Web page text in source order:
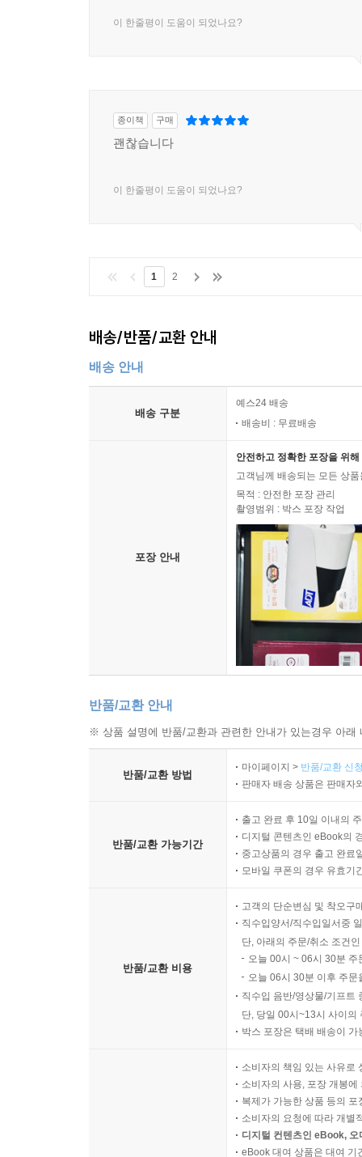
이 한줄평이 도움이 되었나요?
종이책 구매
괜찮습니다
이 한줄평이 도움이 되었나요?
1 2
배송/반품/교환 안내
배송 안내
배송 구분
예스24 배송
배송비 : 무료배송
포장 안내
안전하고 정확한 포장을 위
고객님께 배송되는 모든 상
목적 : 안전한 포장 관리
촬영범위 : 박스 포장 작업
반품/교환 안내
※ 상품 설명에 반품/교환과 관련한 안내가 있는경우 아
반품/교환 방법
마이페이지 > 반품/교환 신
판매자 배송 상품은 판매자
반품/교환 가능기간
출고 완료 후 10일 이내의
디지털 콘텐츠인 eBook의
중고상품의 경우 출고 완료
모바일 쿠폰의 경우 유효기
반품/교환 비용
고객의 단순변심 및 착오구
직수입양서/직수입일서중
단, 아래의 주문/취소 조건
오늘 00시 ~ 06시 30분
오늘 06시 30분 이후 주
직수입 음반/영상물/기프트
단, 당일 00시~13시 사이의
박스 포장은 택배 배송이
소비자의 책임 있는 사유로
소비자의 사용, 포장 개봉
복제가 가능한 상품 등의
소비자의 요청에 따라 개별
디지털 컨텐츠인 eBook,
eBook 대여 상품은 대여 기